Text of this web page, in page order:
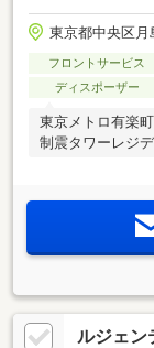
東京都中央区月
フロントサービス
ディスポーザー
東京メトロ有楽
制震タワーレジ
ルジェン